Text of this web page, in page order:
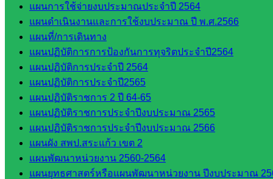
แผนการใช้จ่ายงบประมาณประจำปี 2564
แผนดำเนินงานและการใช้งบประมาณ ปี พ.ศ.2566
แผนที่/การเดินทาง
แผนปฏิบัติการการป้องกันการทุจริตประจำปี2564
แผนปฏิบัติการประจำปี 2564
แผนปฏิบัติการประจำปี2565
แผนปฏิบัติราชการ 2 ปี 64-65
แผนปฏิบัติราชการประจำปีงบประมาณ 2565
แผนปฏิบัติราชการประจำปีงบประมาณ 2566
แผนผัง สพป.สระแก้ว เขต 2
แผนพัฒนาหน่วยงาน 2560-2564
แผนยุทธศาสตร์หรือแผนพัฒนาหน่วยงาน ปีงบประมาณ
คณะ
กรรมการ
ก.ต.ป.น.
เว็บไซต์
อ.ค.ก.ศ.เขต
พื้นที่การ
ศึกษา
ดาวน์โหลด
เอกสาร